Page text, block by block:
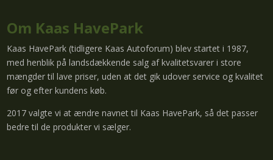
Om Kaas HavePark
Kaas HavePark (tidligere Kaas Autoforum) blev startet i 1987,
med henblik på landsdækkende salg af kvalitetsvarer i store
mængder til lave priser, uden at det gik udover service og kvalitet
før og efter kundens køb.
2017 valgte vi at ændre navnet til Kaas HavePark, så det passer
bedre til de produkter vi sælger.